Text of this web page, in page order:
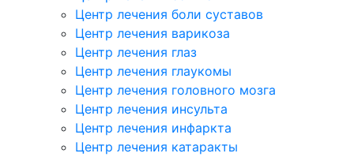
Центр лечения боли суставов
Центр лечения варикоза
Центр лечения глаз
Центр лечения глаукомы
Центр лечения головного мозга
Центр лечения инсульта
Центр лечения инфаркта
Центр лечения катаракты